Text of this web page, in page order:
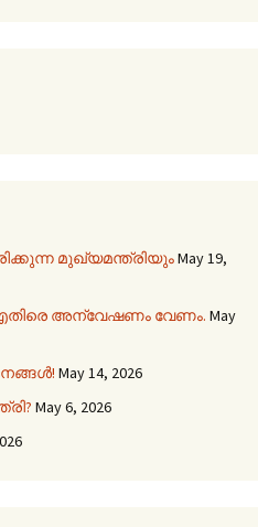
മുഖ്യമന്ത്രിയുംMay 19,
അന്വേഷണം വേണം. May
May 14, 2026
May 6, 2026